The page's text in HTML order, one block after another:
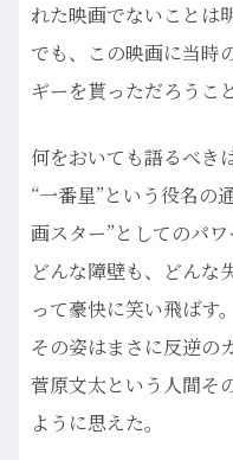
れた映画でないことは
でも、この映画に当時
ギーを貰っただろうこ
何をおいても語るべき
“一番星”という役名の
画スター”としてのパワ
どんな障壁も、どんな
って豪快に笑い飛ばす。
その姿はまさに反逆の
菅原文太という人間そ
ように思えた。